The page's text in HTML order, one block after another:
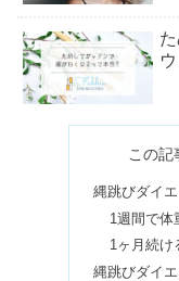
この記
縄跳びダイ
1週間で体
1ヶ月続け
縄跳びダイ